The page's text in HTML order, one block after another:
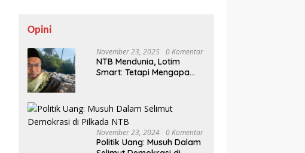
Opini
November 23, 2025 0 Komentar
NTB Mendunia, Lotim
Smart: Tetapi Mengapa
November 23, 2024 0 Komentar
Politik Uang: Musuh Dalam